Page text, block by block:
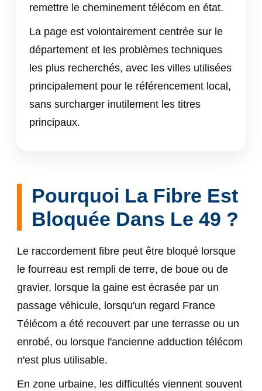
remettre le cheminement télécom en état.
La page est volontairement centrée sur le
département et les problèmes techniques
les plus recherchés, avec les villes utilisées
principalement pour le référencement local,
sans surcharger inutilement les titres
principaux.
Pourquoi La Fibre Est
Bloquée Dans Le 49 ?
Le raccordement fibre peut être bloqué lorsque
le fourreau est rempli de terre, de boue ou de
gravier, lorsque la gaine est écrasée par un
passage véhicule, lorsqu'un regard France
Télécom a été recouvert par une terrasse ou un
enrobé, ou lorsque l'ancienne adduction télécom
n'est plus utilisable.
En zone urbaine, les difficultés viennent souvent